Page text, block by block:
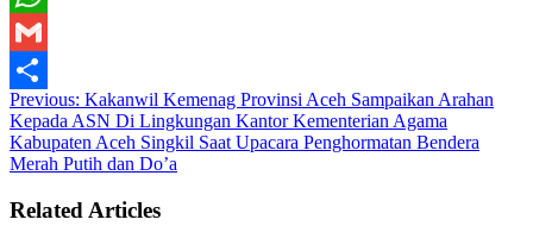
WhatsApp
Gmail
Share
Previous: Kakanwil Kemenag Provinsi Aceh Sampaikan Arahan
Kepada ASN Di Lingkungan Kantor Kementerian Agama
Kabupaten Aceh Singkil Saat Upacara Penghormatan Bendera
Merah Putih dan Do’a
Related Articles